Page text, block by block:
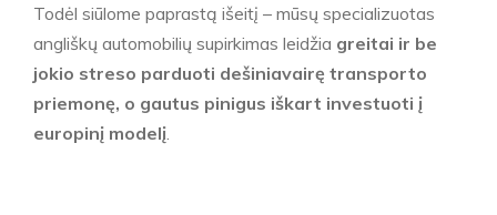
Todėl siūlome paprastą išeitį – mūsų specializuotas
angliškų automobilių supirkimas leidžia greitai ir be
jokio streso parduoti dešiniavairę transporto
priemonę, o gautus pinigus iškart investuoti į
europinį modelį